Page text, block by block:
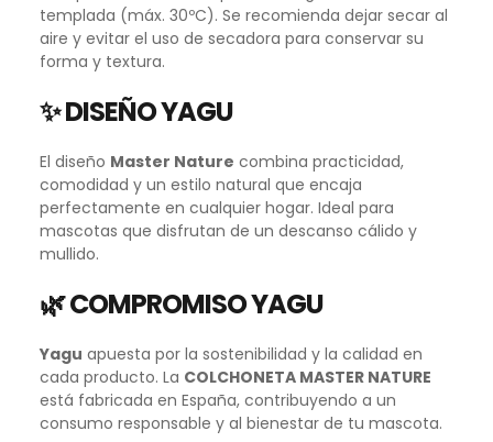
templada (máx. 30ºC). Se recomienda dejar secar al
aire y evitar el uso de secadora para conservar su
forma y textura.
✨ DISEÑO YAGU
El diseño Master Nature combina practicidad,
comodidad y un estilo natural que encaja
perfectamente en cualquier hogar. Ideal para
mascotas que disfrutan de un descanso cálido y
mullido.
🌿 COMPROMISO YAGU
Yagu apuesta por la sostenibilidad y la calidad en
cada producto. La COLCHONETA MASTER NATURE
está fabricada en España, contribuyendo a un
consumo responsable y al bienestar de tu mascota.